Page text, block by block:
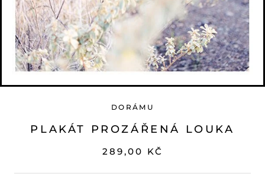
DORÁMU
PLAKÁT PROZÁŘENÁ LOUKA
289,00 KČ